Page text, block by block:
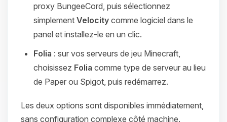
proxy BungeeCord, puis sélectionnez
simplement Velocity comme logiciel dans le
panel et installez-le en un clic.
Folia : sur vos serveurs de jeu Minecraft,
choisissez Folia comme type de serveur au lieu
de Paper ou Spigot, puis redémarrez.
Les deux options sont disponibles immédiatement,
sans configuration complexe côté machine.